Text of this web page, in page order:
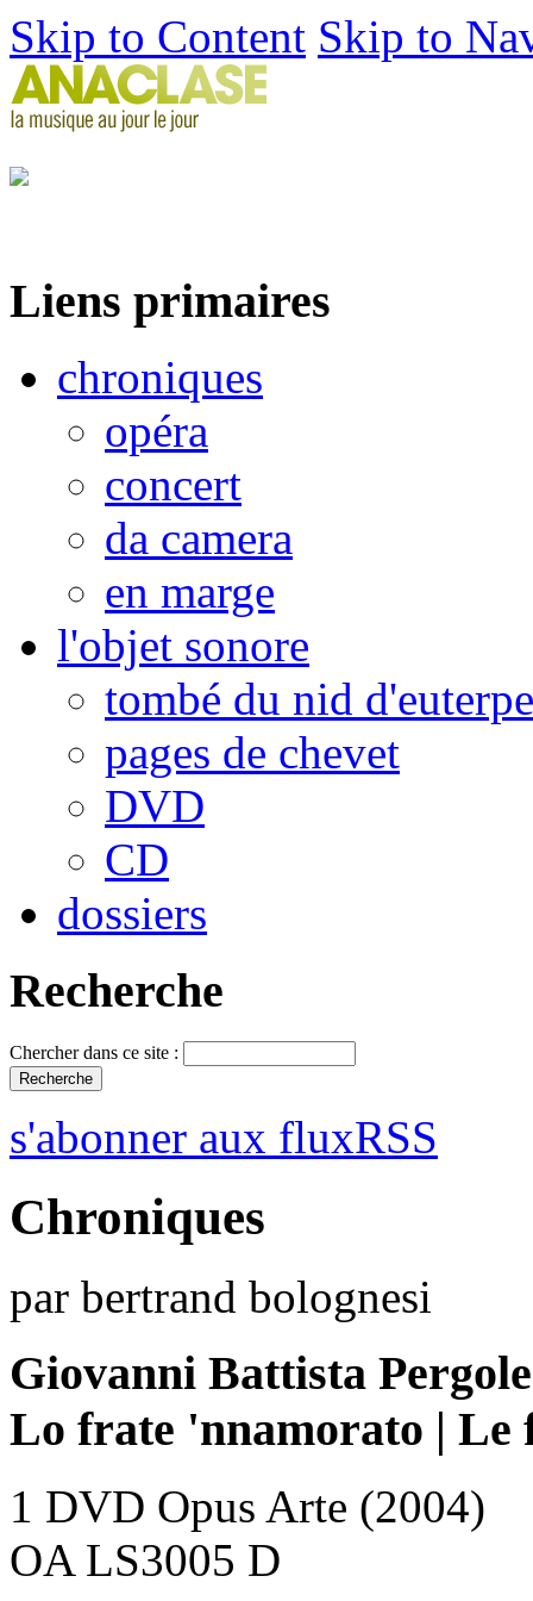
Skip to Content Skip to
Liens primaires
chroniques
opéra
concert
da camera
en marge
l'objet sonore
tombé du nid d'euterpe
pages de chevet
DVD
CD
dossiers
Recherche
Chercher dans ce site :
s'abonner aux fluxRSS
Chroniques
par bertrand bolognesi
Giovanni Battista
Lo frate 'nnamorato | Le
1 DVD Opus Arte (2004)
OA LS3005 D